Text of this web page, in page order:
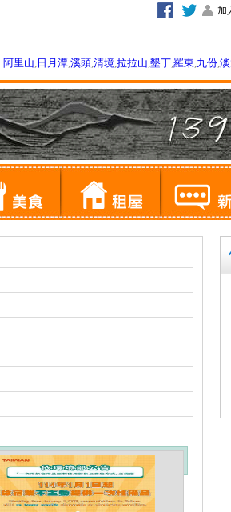
加
阿里山, 日月潭,溪頭,清境,拉拉山,墾丁,羅東,九份,